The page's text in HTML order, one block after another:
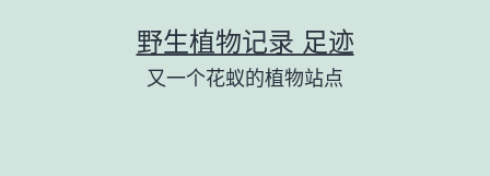
野生植物记录 足迹
又一个花蚁的植物站点